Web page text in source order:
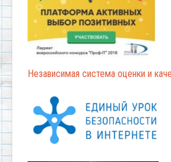
Независимая система оценки и